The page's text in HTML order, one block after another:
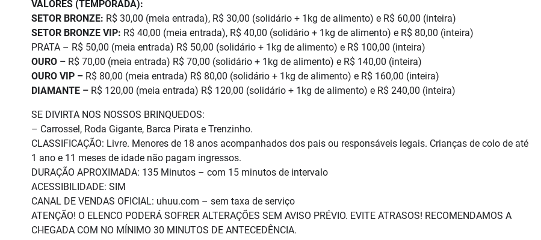
VALORES (TEMPORADA):
SETOR BRONZE: R$ 30,00 (meia entrada), R$ 30,00 (solidário + 1kg de alimento) e R$ 60,00 (inteira)
SETOR BRONZE VIP: R$ 40,00 (meia entrada), R$ 40,00 (solidário + 1kg de alimento) e R$ 80,00 (inteira)
PRATA – R$ 50,00 (meia entrada) R$ 50,00 (solidário + 1kg de alimento) e R$ 100,00 (inteira)
OURO – R$ 70,00 (meia entrada) R$ 70,00 (solidário + 1kg de alimento) e R$ 140,00 (inteira)
OURO VIP – R$ 80,00 (meia entrada) R$ 80,00 (solidário + 1kg de alimento) e R$ 160,00 (inteira)
DIAMANTE – R$ 120,00 (meia entrada) R$ 120,00 (solidário + 1kg de alimento) e R$ 240,00 (inteira)
SE DIVIRTA NOS NOSSOS BRINQUEDOS:
– Carrossel, Roda Gigante, Barca Pirata e Trenzinho.
CLASSIFICAÇÃO: Livre. Menores de 18 anos acompanhados dos pais ou responsáveis legais. Crianças de colo de até
1 ano e 11 meses de idade não pagam ingressos.
DURAÇÃO APROXIMADA: 135 Minutos – com 15 minutos de intervalo
ACESSIBILIDADE: SIM
CANAL DE VENDAS OFICIAL: uhuu.com – sem taxa de serviço
ATENÇÃO! O ELENCO PODERÁ SOFRER ALTERAÇÕES SEM AVISO PRÉVIO. EVITE ATRASOS! RECOMENDAMOS A
CHEGADA COM NO MÍNIMO 30 MINUTOS DE ANTECEDÊNCIA.